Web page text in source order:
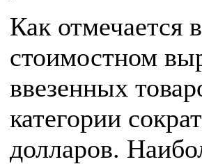
Как отмечается
стоимостном
ввезенных
категории
долларов.